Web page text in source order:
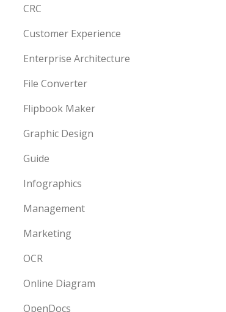
CRC
Customer Experience
Enterprise Architecture
File Converter
Flipbook Maker
Graphic Design
Guide
Infographics
Management
Marketing
OCR
Online Diagram
OpenDocs